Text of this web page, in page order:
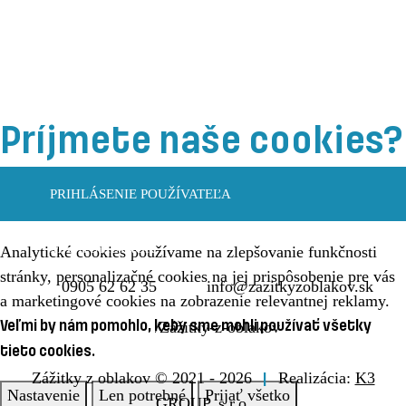
ÚVOD
PRIHLÁSENIE
MAPA
0905 62 62 35 info@zazitkyzoblakov.sk
/Zážitky-z-oblakov
Zážitky z oblakov © 2021 - 2026 Realizácia: K3
Príjmete naše cookies?
Niektoré sú naozaj potrebné a bez nich by stránka vôbec
Analytické cookies používame na zlepšovanie funkčnosti
stránky, personalizačné cookies na jej prispôsobenie pre vás
a marketingové cookies na zobrazenie relevantnej reklamy.
Veľmi by nám pomohlo, keby sme mohli používať všetky
tieto cookies.
Nastavenie Len potrebné Prijať všetko